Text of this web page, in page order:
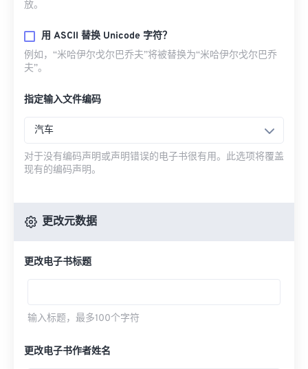
放。
用 ASCII 替换 Unicode 字符？
例如，“米哈伊尔·戈尔巴乔夫”将被替换为“米哈伊尔·戈尔巴乔
夫”。
指定输入文件编码
汽车
对于没有编码声明或声明错误的电子书很有用。此选项将覆盖
现有的编码声明。
更改元数据
更改电子书标题
输入标题，最多100个字符
更改电子书作者姓名